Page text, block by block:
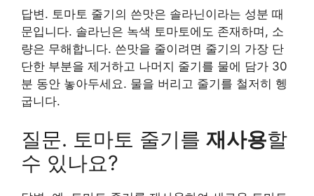
답변. 토마토 줄기의 쓴맛은 솔라닌이라는 성분 때
문입니다. 솔라닌은 녹색 토마토에도 존재하며, 소
량은 무해합니다. 쓴맛을 줄이려면 줄기의 가장 단
단한 부분을 제거하고 나머지 줄기를 물에 담가 30
분 동안 놓아두세요. 물을 버리고 줄기를 철저히 헹
굽니다.
질문. 토마토 줄기를 재사용할
수 있나요?